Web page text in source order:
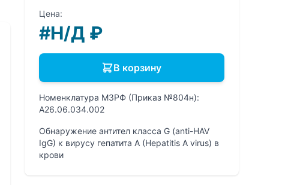
Цена:
#Н/Д ₽
В корзину
Номенклатура МЗРФ (Приказ №804н):
A26.06.034.002
Обнаружение антител класса G (anti-HAV
IgG) к вирусу гепатита A (Hepatitis A virus) в
крови